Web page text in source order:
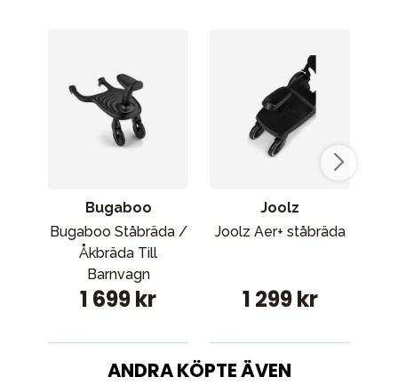
Bugaboo
Bugaboo Ståbräda /
Åkbräda Till
Barnvagn
1 699 kr
Joolz
Joolz Aer+ ståbräda
1 299 kr
ANDRA KÖPTE ÄVEN